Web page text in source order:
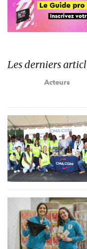
Les derniers
Acteurs